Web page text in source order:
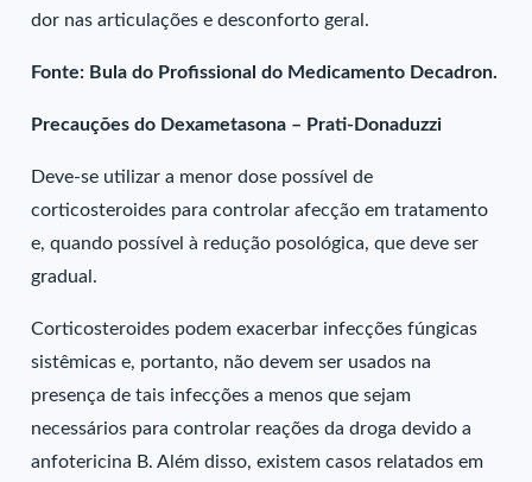
dor nas articulações e desconforto geral.
Fonte: Bula do Profissional do Medicamento Decadron.
Precauções do Dexametasona – Prati-Donaduzzi
Deve-se utilizar a menor dose possível de
corticosteroides para controlar afecção em tratamento
e, quando possível à redução posológica, que deve ser
gradual.
Corticosteroides podem exacerbar infecções fúngicas
sistêmicas e, portanto, não devem ser usados na
presença de tais infecções a menos que sejam
necessários para controlar reações da droga devido a
anfotericina B. Além disso, existem casos relatados em